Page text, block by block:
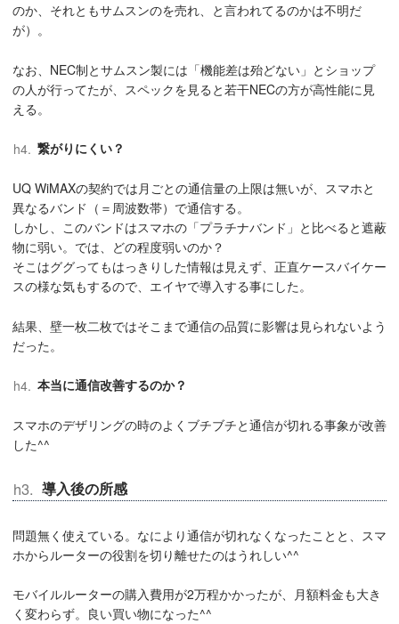
のか、それともサムスンのを売れ、と言われてるのかは不明だ
が）。
なお、NEC制とサムスン製には「機能差は殆どない」とショップ
の人が行ってたが、スペックを見ると若干NECの方が高性能に見
える。
繋がりにくい？
UQ WiMAXの契約では月ごとの通信量の上限は無いが、スマホと
異なるバンド（＝周波数帯）で通信する。
しかし、このバンドはスマホの「プラチナバンド」と比べると遮蔽
物に弱い。では、どの程度弱いのか？
そこはググってもはっきりした情報は見えず、正直ケースバイケー
スの様な気もするので、エイヤで導入する事にした。
結果、壁一枚二枚ではそこまで通信の品質に影響は見られないよう
だった。
本当に通信改善するのか？
スマホのデザリングの時のよくブチブチと通信が切れる事象が改善
した^^
導入後の所感
問題無く使えている。なにより通信が切れなくなったことと、スマ
ホからルーターの役割を切り離せたのはうれしい^^
モバイルルーターの購入費用が2万程かかったが、月額料金も大き
く変わらず。良い買い物になった^^